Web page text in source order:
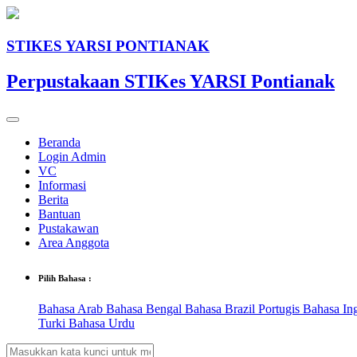
STIKES YARSI PONTIANAK
Perpustakaan STIKes YARSI Pontianak
Beranda
Login Admin
VC
Informasi
Berita
Bantuan
Pustakawan
Area Anggota
Pilih Bahasa :
Bahasa Arab Bahasa Bengal Bahasa Brazil Portugis Bahasa
Turki Bahasa Urdu